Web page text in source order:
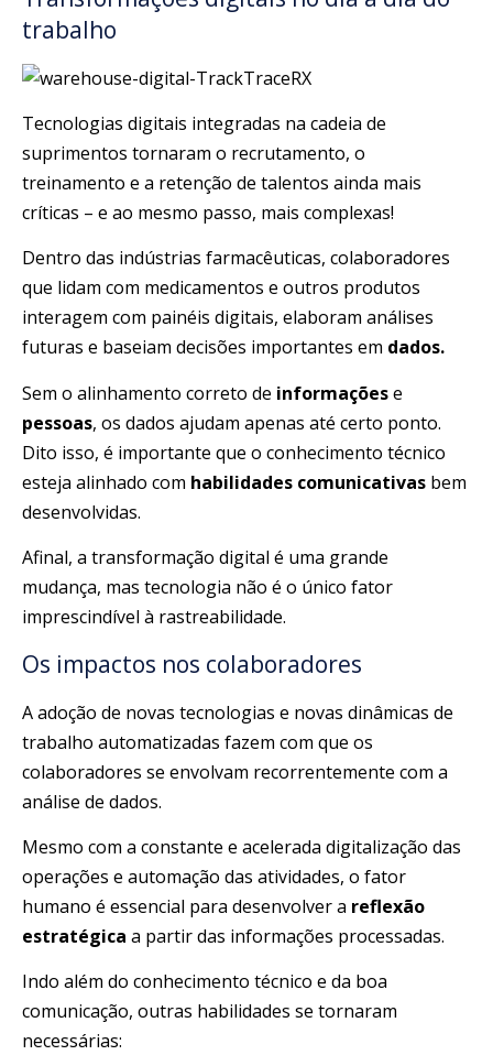
trabalho
Tecnologias digitais integradas na cadeia de
suprimentos tornaram o recrutamento, o
treinamento e a retenção de talentos ainda mais
críticas – e ao mesmo passo, mais complexas!
Dentro das indústrias farmacêuticas, colaboradores
que lidam com medicamentos e outros produtos
interagem com painéis digitais, elaboram análises
futuras e baseiam decisões importantes em dados.
Sem o alinhamento correto de informaçõese
pessoas, os dados ajudam apenas até certo ponto.
Dito isso, é importante que o conhecimento técnico
esteja alinhado com habilidades comunicativas bem
desenvolvidas.
Afinal, a transformação digital é uma grande
mudança, mas tecnologia não é o único fator
imprescindível à rastreabilidade.
Os impactos nos colaboradores
A adoção de novas tecnologias e novas dinâmicas de
trabalho automatizadas fazem com que os
colaboradores se envolvam recorrentemente com a
análise de dados.
Mesmo com a constante e acelerada digitalização das
operações e automação das atividades, o fator
humano é essencial para desenvolver a reflexão
estratégica a partir das informações processadas.
Indo além do conhecimento técnico e da boa
comunicação, outras habilidades se tornaram
necessárias: